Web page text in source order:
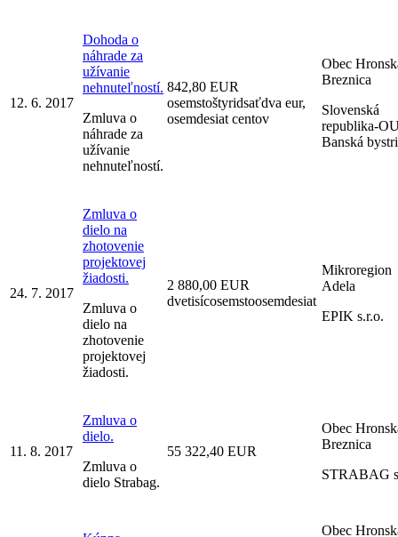
12. 6. 2017
Dohoda o
náhrade za
užívanie
nehnuteľností.
Zmluva o
náhrade za
užívanie
nehnuteľností.
842,80 EUR
osemstoštyridsaťdva eur,
osemdesiat centov
Obec
Breznica
Slovenská
republika-
Banská
24. 7. 2017
Zmluva o
dielo na
zhotovenie
projektovej
žiadosti.
Zmluva o
dielo na
zhotovenie
projektovej
žiadosti.
2 880,00 EUR
dvetisícosemstoosemdesiat
Mikroregion
Adela
EPIK s.r.o.
11. 8. 2017
Zmluva o
dielo.
Zmluva o
dielo Strabag.
55 322,40 EUR
Obec
Breznica
STRABAG
Obec